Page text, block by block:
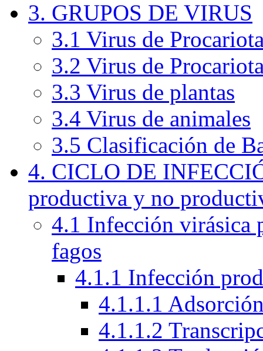
3. GRUPOS DE VIRUS
3.1 Virus de
3.2 Virus de
3.3 Virus de plantas
3.4 Virus de animales
3.5 Clasificación de
4. CICLO DE
productiva y no
4.1 Infección virásica
fagos
4.1.1 Infección
4.1.1.1
4.1.1.2